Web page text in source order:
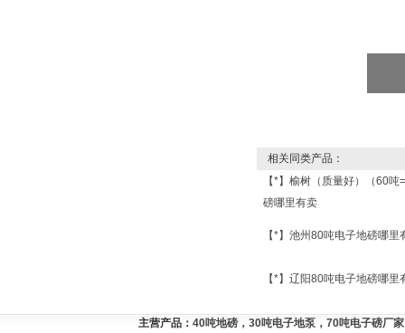
相关同类产品：
【*】榆树（质量好）（60
磅哪里有卖
【*】池州80吨电子地磅哪里
【*】辽阳80吨电子地磅哪里
主营产品： 40吨地磅，30吨电子地泵，70吨电子磅厂